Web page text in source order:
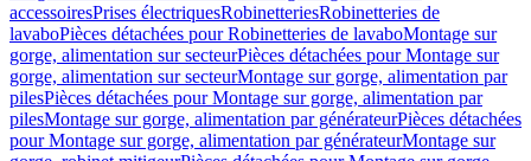
accessoiresPrises électriquesRobinetteriesRobinetteries de
lavaboPièces détachées pour Robinetteries de lavaboMontage sur
gorge, alimentation sur secteurPièces détachées pour Montage sur
gorge, alimentation sur secteurMontage sur gorge, alimentation par
pilesPièces détachées pour Montage sur gorge, alimentation par
pilesMontage sur gorge, alimentation par générateurPièces détachées
pour Montage sur gorge, alimentation par générateurMontage sur